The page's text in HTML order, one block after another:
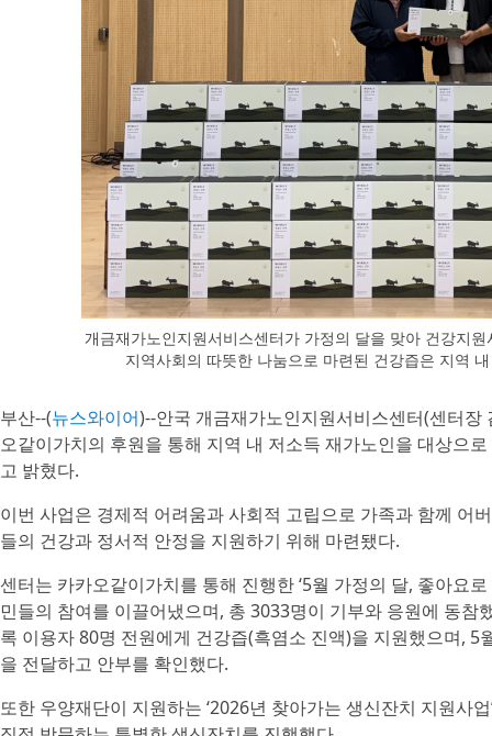
개금재가노인지원서비스센터가 가정의 달을 맞아 건강지
지역사회의 따뜻한 나눔으로 마련된 건강즙은 지역
부산--(뉴스와이어)--안국 개금재가노인지원서비스센터(센터
오같이가치의 후원을 통해 지역 내 저소득 재가노인을 대상으
고 밝혔다.
이번 사업은 경제적 어려움과 사회적 고립으로 가족과 함께 어
들의 건강과 정서적 안정을 지원하기 위해 마련됐다.
센터는 카카오같이가치를 통해 진행한 ‘5월 가정의 달, 좋아요
민들의 참여를 이끌어냈으며, 총 3033명이 기부와 응원에 동
록 이용자 80명 전원에게 건강즙(흑염소 진액)을 지원했으며,
을 전달하고 안부를 확인했다.
또한 우양재단이 지원하는 ‘2026년 찾아가는 생신잔치 지원사